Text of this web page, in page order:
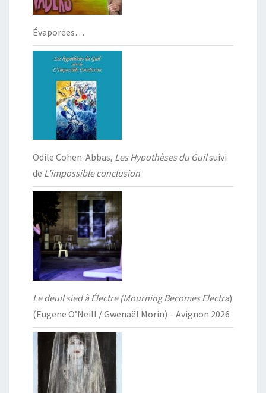
Évaporées…
Odile Cohen-Abbas, Les Hypothèses du Guilsuivi
de L’impossible conclusion
Le deuil sied à Électre (Mourning Becomes Electra)
(Eugene O’Neill / Gwenaël Morin) – Avignon 2026